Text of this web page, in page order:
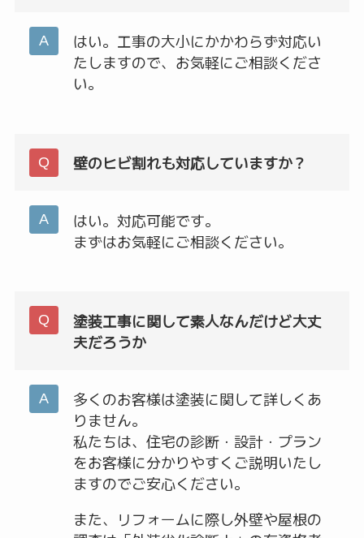
はい。工事の大小にかかわらず対応い
たしますので、お気軽にご相談くださ
い。
壁のヒビ割れも対応していますか？
はい。対応可能です。
まずはお気軽にご相談ください。
塗装工事に関して素人なんだけど大丈
夫だろうか
多くのお客様は塗装に関して詳しくあ
りません。
私たちは、住宅の診断・設計・プラン
をお客様に分かりやすくご説明いたし
ますのでご安心ください。
また、リフォームに際し外壁や屋根の